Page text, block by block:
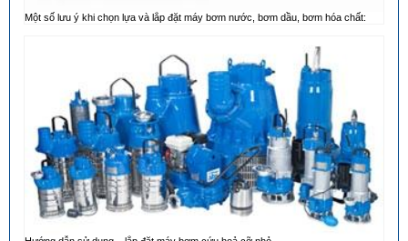
Một số lưu ý khi chọn lựa và lắp đặt máy bơm nước, bơm dầu, bơm hóa chất: